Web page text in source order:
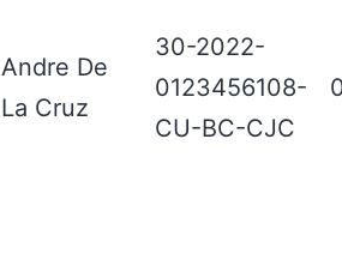
Andre De
La Cruz
30-2022-
0123456108-
CU-BC-CJC